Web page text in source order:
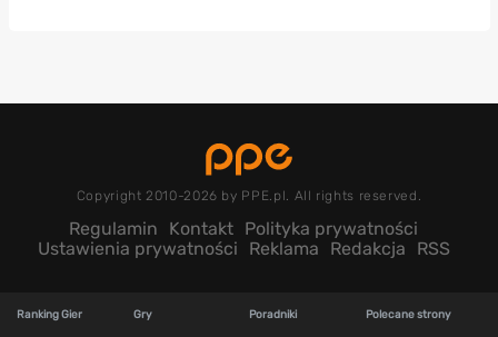
Copyright 2010-2026 by PPE.pl. All rights reserved.
Regulamin Kontakt Polityka prywatności
Ustawienia prywatności
Reklama Redakcja RSS
Ranking Gier Gry Poradniki Polecane strony